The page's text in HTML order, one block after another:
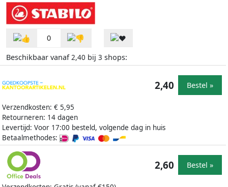
0
Beschikbaar vanaf2,40 bij 3 shops:
Verzendkosten: € 5,95
Retourneren: 14 dagen
Levertijd: Voor 17:00 besteld, volgende dag in huis
Betaalmethodes:
2,40 Bestel »
2,60 Bestel »